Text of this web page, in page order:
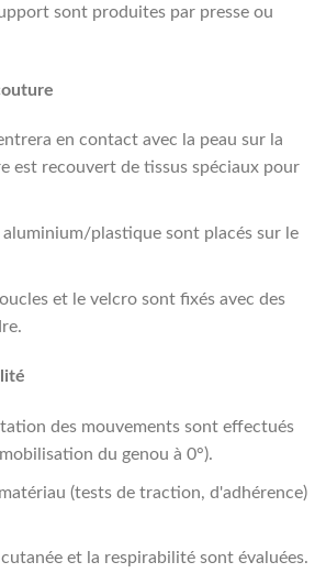
sont produites par presse ou
en contact avec la peau sur la
est recouvert de tissus spéciaux pour
aluminium/plastique sont placés sur le
et le velcro sont fixés avec des
des mouvements sont effectués
du genou à 0°).
(tests de traction, d'adhérence)
et la respirabilité sont évaluées.